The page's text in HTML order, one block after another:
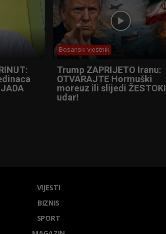
Bosanski vjestnik
Trump ZAPRIJETO Iranu:
OTVARAJTE Hormuški
moreuz ili slijedi ŽESTOKI
udar!
VIJESTI
BIZNIS
SPORT